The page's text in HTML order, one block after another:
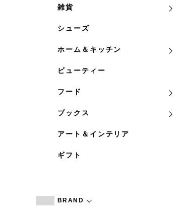
雑貨
シューズ
ホーム＆キッチン
ビューティー
フード
ブックス
アート＆インテリア
ギフト
BRAND